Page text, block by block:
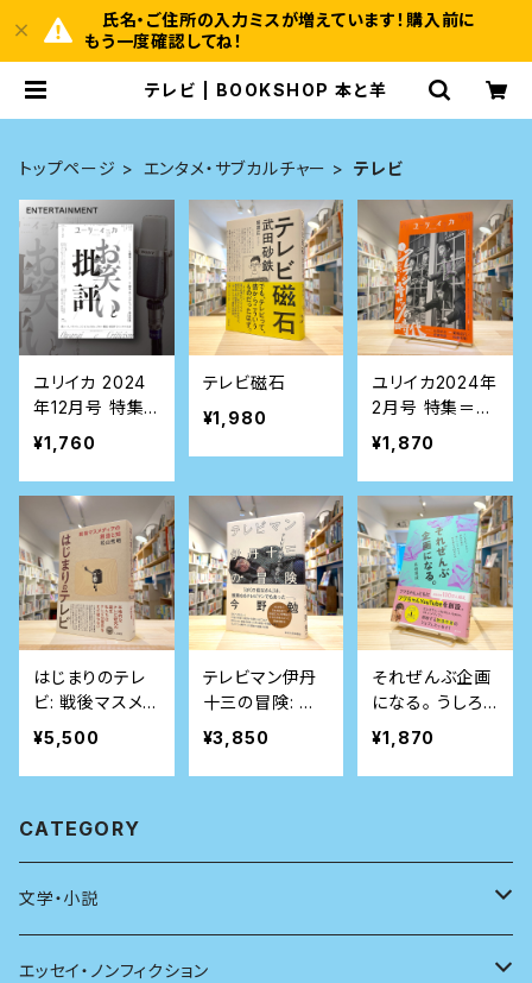
氏名・ご住所の入力ミスが増えています！購入前に
もう一度確認してね！
テレビ | BOOKSHOP 本と羊
トップページ エンタメ・サブカルチャー テレビ
ユリイカ 2024
年12月号 特集
＝お笑いと批評
¥1,760
テレビ磁石
¥1,980
ユリイカ2024年
2月号 特集＝ク
レイジーキャッツ
の時代
¥1,870
はじまりのテレ
ビ: 戦後マスメデ
ィアの創造と知
¥5,500
テレビマン伊丹
十三の冒険: テ
レビは映画より
面白い?
¥3,850
それぜんぶ企画
になる。 うしろ
だてのない放送
作家が新しいエ
ンタメで世を沸
¥1,870
CATEGORY
文学・小説
日本
エッセイ・ノンフィクション